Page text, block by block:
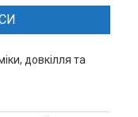
довкілля та